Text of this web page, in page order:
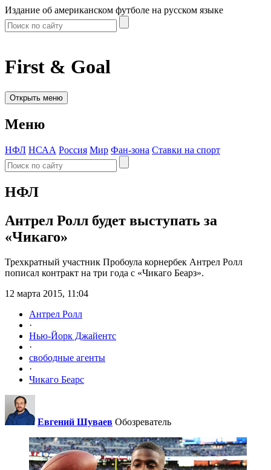
Издание об американском футболе на русском языке
First & Goal
Открыть меню
Меню
НФЛ НСАА Россия Мир Фан-зона Ставки на спорт
НФЛ
Антрел Ролл будет выступать за
«Чикаго»
Трехкратный участник Пробоула корнербек Антрел Ролл
пописал контракт на три года с «Чикаго Беарз».
12 марта 2015, 11:04
Антрел Ролл
·
Нью-Йорк Джайентс
·
свободные агенты
·
Чикаго Беарс
Евгений Шуваев Обозреватель